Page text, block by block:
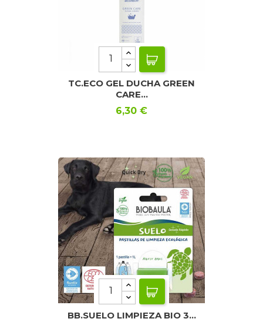
TC.ECO GEL DUCHA GREEN
CARE...
Precio
6,30 €
BB.SUELO LIMPIEZA BIO 3...